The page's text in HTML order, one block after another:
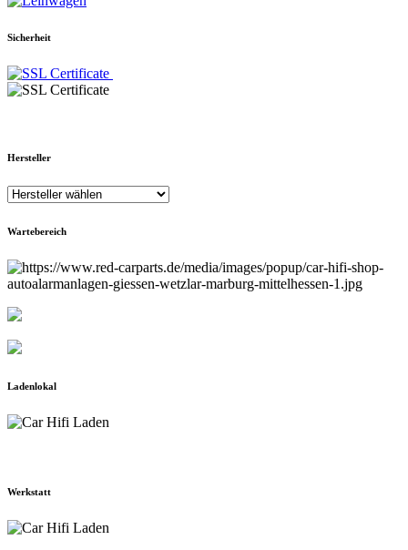
Sicherheit
Hersteller
Wartebereich
Ladenlokal
Werkstatt